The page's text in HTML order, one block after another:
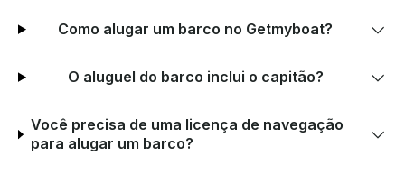
Como alugar um barco no Getmyboat?
O aluguel do barco inclui o capitão?
Você precisa de uma licença de navegação
para alugar um barco?